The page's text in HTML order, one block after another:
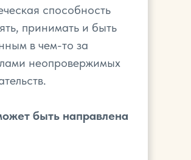
способность
принимать и быть
в чем-то за
неопровержимых
быть направлена